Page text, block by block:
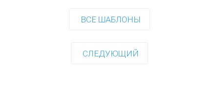
ВСЕ ШАБЛОНЫ
СЛЕДУЮЩИЙ